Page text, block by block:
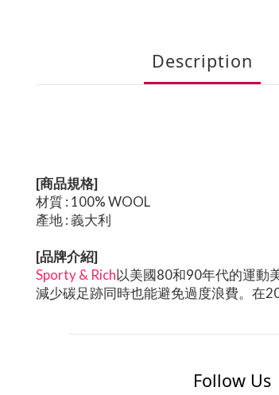
Description
[商品規格]
材質 : 100% WOOL
產地 : 義大利
[品牌介紹]
Sporty & Rich以美國80和90年代的運動
減少碳足跡同時也能避免過度浪費。在
Follow Us